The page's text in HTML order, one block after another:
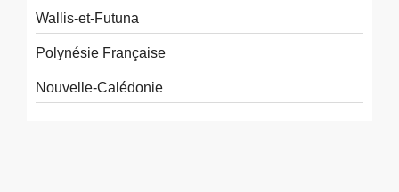
Wallis-et-Futuna
Polynésie Française
Nouvelle-Calédonie